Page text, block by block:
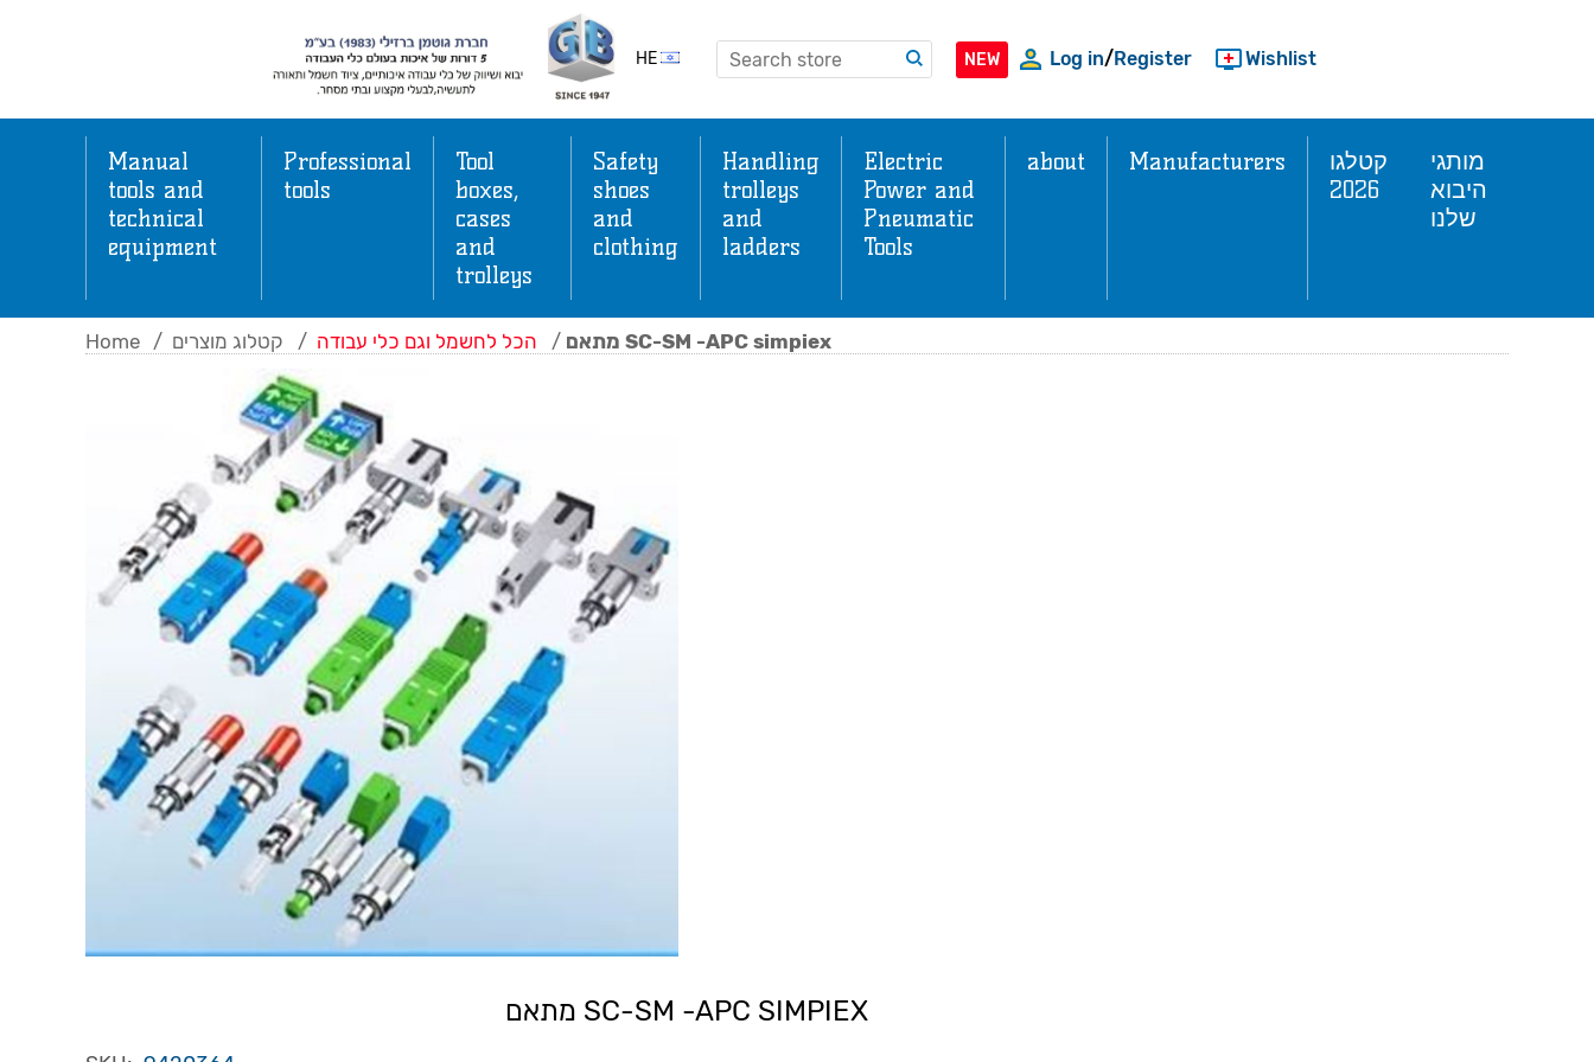
HE NEW Log in/Register Wishlist
Manual
tools and
technical
equipment
Professional
tools
Tool
boxes,
cases
and
trolleys
Safety
shoes
and
clothing
Handling
trolleys
and
ladders
Electric
Power and
Pneumatic
Tools
about Manufacturers
קטלגו
2026
מותגי
היבוא
שלנו
Home / קטלוג מוצרים / הכל לחשמל וגם כלי עבודה / מתאם SC-SM -APC simpiex
מתאם SC-SM -APC SIMPIEX